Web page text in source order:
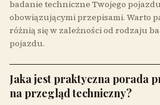
badanie techniczne Twojego
obowiązującymi przepisami. Warto
różnią się w zależności od rodzaju
pojazdu.
Jaka jest praktyczna porada
na przegląd techniczny?